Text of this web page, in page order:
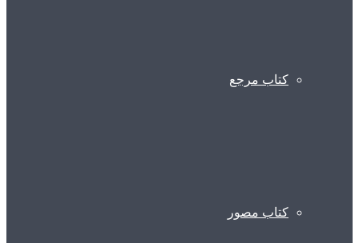
کتاب مرجع
کتاب مصور